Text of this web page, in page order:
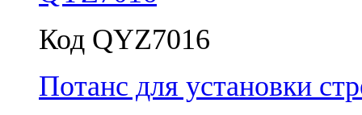
Код QYZ7016
Потанс для установки